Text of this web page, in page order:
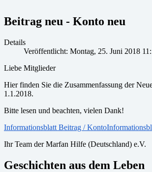
Beitrag neu - Konto neu
Details
Veröffentlicht: Montag, 25. Juni 2018
Liebe Mitglieder
Hier finden Sie die Zusammenfassung der
1.1.2018.
Bitte lesen und beachten, vielen Dank!
Informationsblatt Beitrag /
Ihr Team der Marfan Hilfe (Deutschland) e.V.
Geschichten aus dem Leben